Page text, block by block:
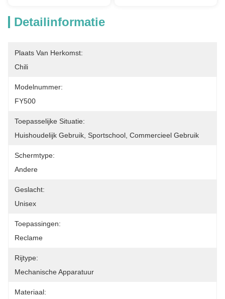
Detailinformatie
Plaats Van Herkomst:
Chili
Modelnummer:
FY500
Toepasselijke Situatie:
Huishoudelijk Gebruik, Sportschool, Commercieel Gebruik
Schermtype:
Andere
Geslacht:
Unisex
Toepassingen:
Reclame
Rijtype:
Mechanische Apparatuur
Materiaal: